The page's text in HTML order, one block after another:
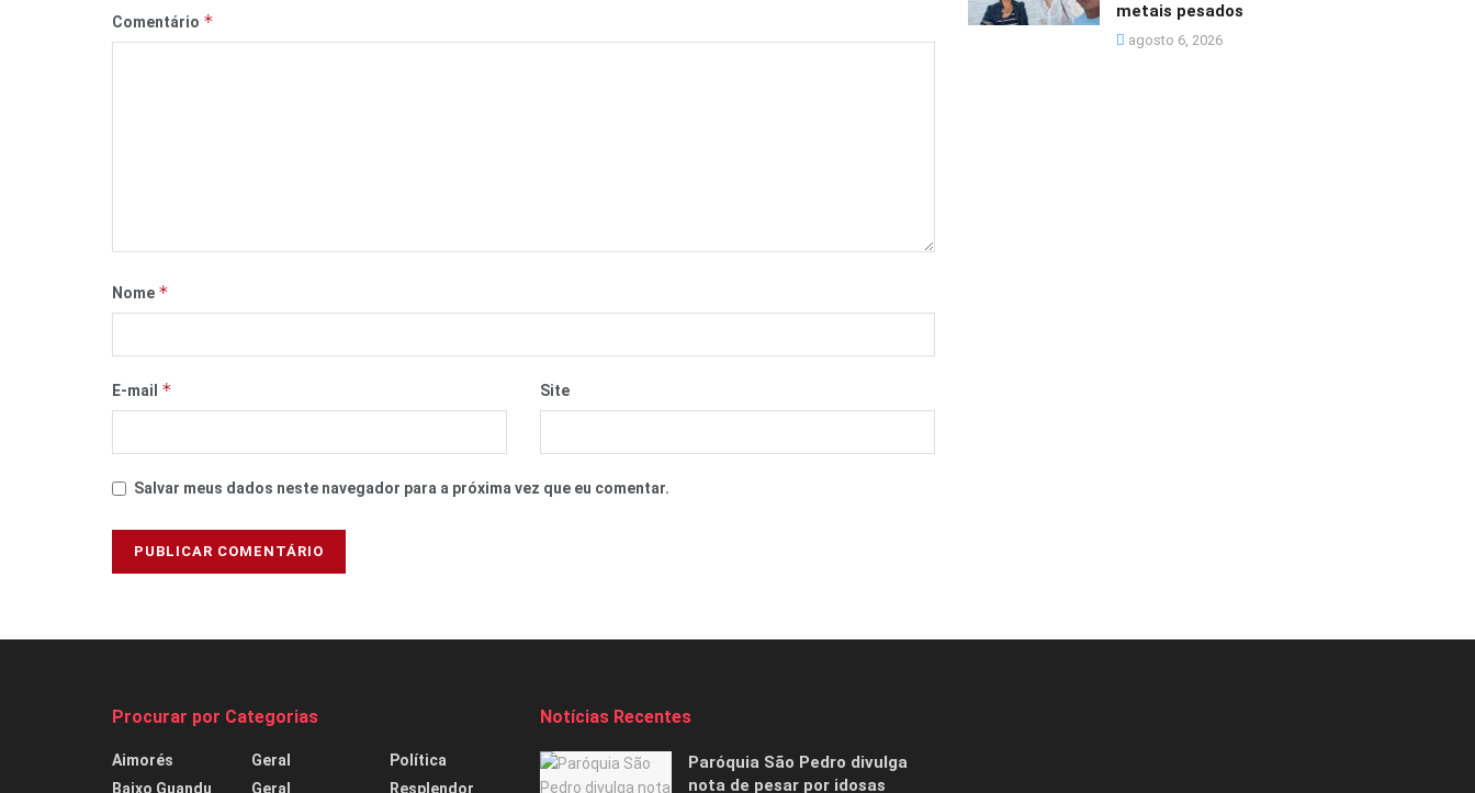
Comentário *
Nome *
E-mail * Site
Salvar meus dados neste navegador para a próxima vez que eu comentar.
metais pesados
agosto 6, 2026
Procurar por Categorias
Aimorés
Baixo Guandu
Geral
Geral
Política
Resplendor
Notícias Recentes
Paróquia São Pedro divulga
nota de pesar por idosas